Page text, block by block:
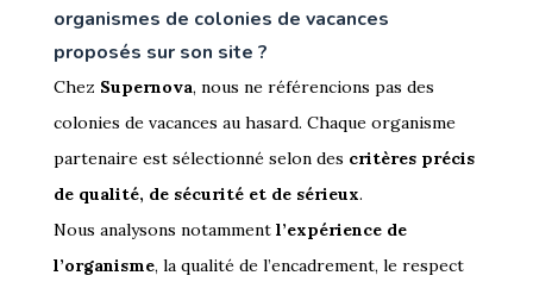
organismes de colonies de vacances
proposés sur son site ?
Chez Supernova, nous ne référencions pas des
colonies de vacances au hasard. Chaque organisme
partenaire est sélectionné selon des critères précis
de qualité, de sécurité et de sérieux.
Nous analysons notamment l’expérience de
l’organisme, la qualité de l’encadrement, le respect